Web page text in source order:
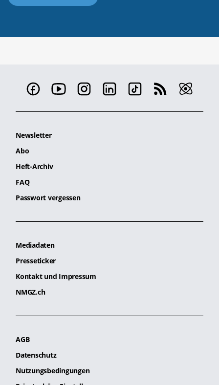
Newsletter
Abo
Heft-Archiv
FAQ
Passwort vergessen
Mediadaten
Presseticker
Kontakt und Impressum
NMGZ.ch
AGB
Datenschutz
Nutzungsbedingungen